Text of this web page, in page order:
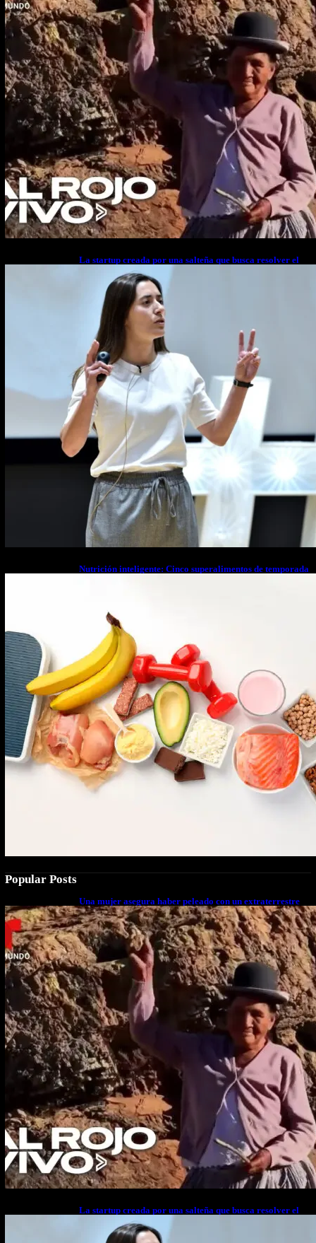
La startup creada por una salteña que busca resolver el
estrés financiero en Latinoamérica
Nutrición inteligente: Cinco superalimentos de temporada
Popular Posts
Una mujer asegura haber peleado con un extraterrestre
cuerpo a cuerpo
La startup creada por una salteña que busca resolver el
estrés financiero en Latinoamérica